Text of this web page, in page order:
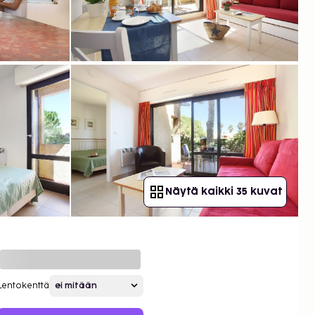
Näytä kaikki 35 kuvat